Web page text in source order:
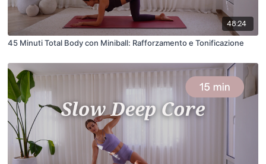
48:24
45 Minuti Total Body con Miniball: Rafforzamento e Tonificazione